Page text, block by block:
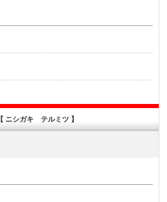
【 ニシガキ テルミツ 】